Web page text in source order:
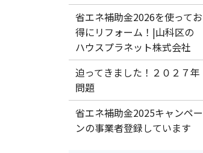
省エネ補助金2026を使ってお
得にリフォーム！|山科区の
ハウスプラネット株式会社
迫ってきました！２０２７年
問題
省エネ補助金2025キャンペー
ンの事業者登録しています